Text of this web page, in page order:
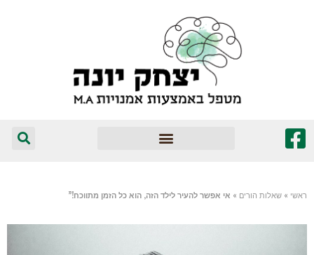
ראשי » שאלות הורים » אי אפשר להעיר לילד הזה, הוא כל הזמן מתווכח!”